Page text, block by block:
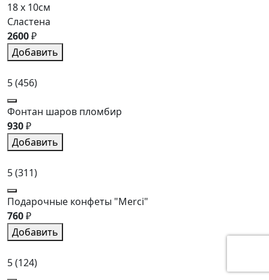
18 x 10см
Сластена
2600₽
Добавить
5(456)
Фонтан шаров пломбир
930₽
Добавить
5(311)
Подарочные конфеты "Merci"
760₽
Добавить
5(124)